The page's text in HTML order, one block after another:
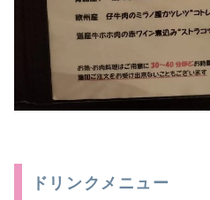
ドリンクメニュー